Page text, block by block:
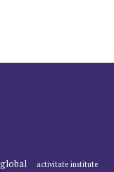
activitate institute